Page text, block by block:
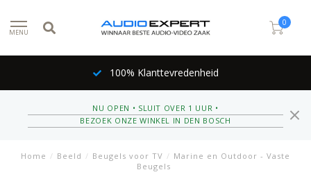
MENU
0
100% Klanttevredenheid
NU OPEN • SLUIT OVER 1 UUR •
BEZOEK ONZE WINKEL IN DEN BOSCH
Home / Beeld / Beugels voor TV / Marine en Outdoor - Vaste
Beugels